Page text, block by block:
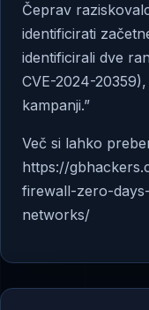
Čeprav
identificirati
identificirali dve
CVE-2024-
kampanji.”
Več si lahko
https://
firewall-zero-
networks/